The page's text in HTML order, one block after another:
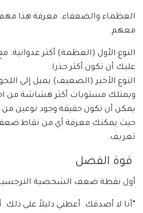
العظماء والضعفاء. معرفة هذا مهم
معهم.
النوع الأول (العظمة) أكثر عدوانية.
عليك أن تكون أكثر حذرا.
النوع الأخير (الضعيف) يميل إلى
ويمتلك مستويات أكثر هشاشة من
يمكن أن تكون حقيقة وجود نوعين من
حيث يمكنك معرفة أي من نقاط
تعريف.
قوة الفصل
أول نقطة ضعف الشخصية
“أنا لا أصدقك. أعطني دليلاً على ذلك.